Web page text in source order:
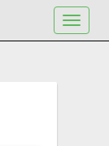
Toggle